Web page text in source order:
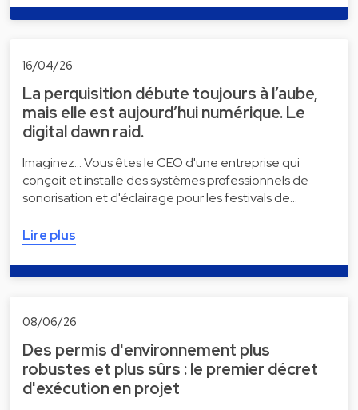
16/04/26
La perquisition débute toujours à l’aube,
mais elle est aujourd’hui numérique. Le
digital dawn raid.
Imaginez... Vous êtes le CEO d'une entreprise qui
conçoit et installe des systèmes professionnels de
sonorisation et d'éclairage pour les festivals de…
Lire plus
08/06/26
Des permis d'environnement plus
robustes et plus sûrs : le premier décret
d'exécution en projet